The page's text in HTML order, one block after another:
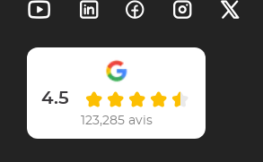
4.5
123,285 avis